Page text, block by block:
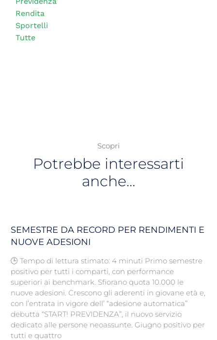
Rendita
Sportelli
Tutte
Scopri
Potrebbe interessarti
anche…
SEMESTRE DA RECORD PER RENDIMENTI E
NUOVE ADESIONI
🕒 Tempo di lettura stimato: 4 minuti Primo semestre
positivo per tutti i comparti, con performance
superiori ai benchmark. Sfiorano quota 10.000 le
nuove adesioni. Crescono gli aderenti in giovane età e,
con l’entrata in vigore dell’ “adesione automatica”
debutta “START! PREVIDENZA”, il nuovo servizio
dedicato alle persone neoassunte. Giugno positivo per
tutti e quattro